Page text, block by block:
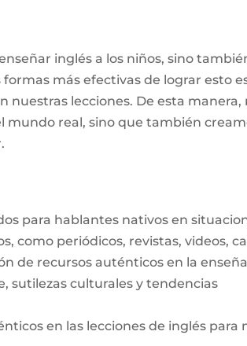
inglés a los niños, sino
más efectivas de lograr esto
lecciones. De esta manera,
mundo real, sino que también
para hablantes nativos en
como periódicos, revistas, videos,
de recursos auténticos en la
sutilezas culturales y tendencias
en las lecciones de inglés para